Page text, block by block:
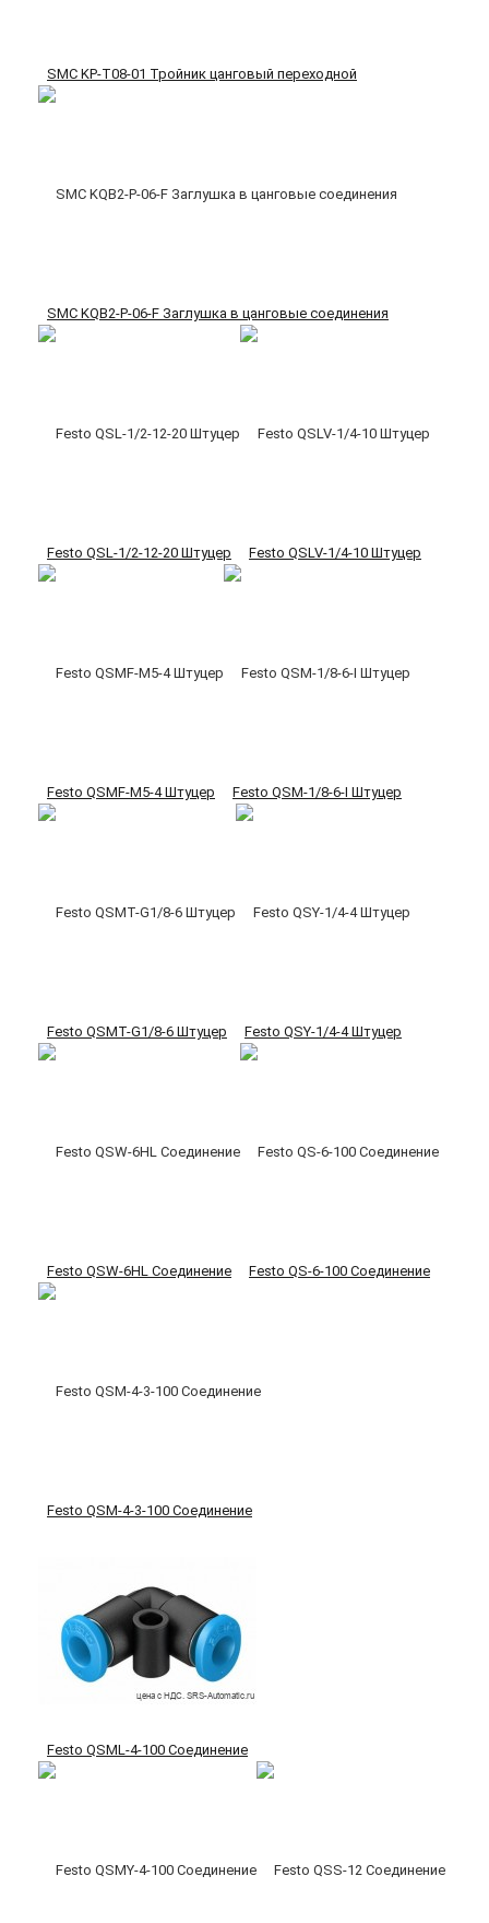
SMC KP-T08-01 Тройник цанговый переходной
SMC KQB2-P-06-F Заглушка в цанговые соединения
Festo QSL-1/2-12-20 Штуцер Festo QSLV-1/4-10 Штуцер
Festo QSMF-M5-4 Штуцер Festo QSM-1/8-6-I Штуцер
Festo QSMT-G1/8-6 Штуцер Festo QSY-1/4-4 Штуцер
Festo QSW-6HL Соединение Festo QS-6-100 Соединение
Festo QSM-4-3-100 Соединение
Festo QSML-4-100 Соединение